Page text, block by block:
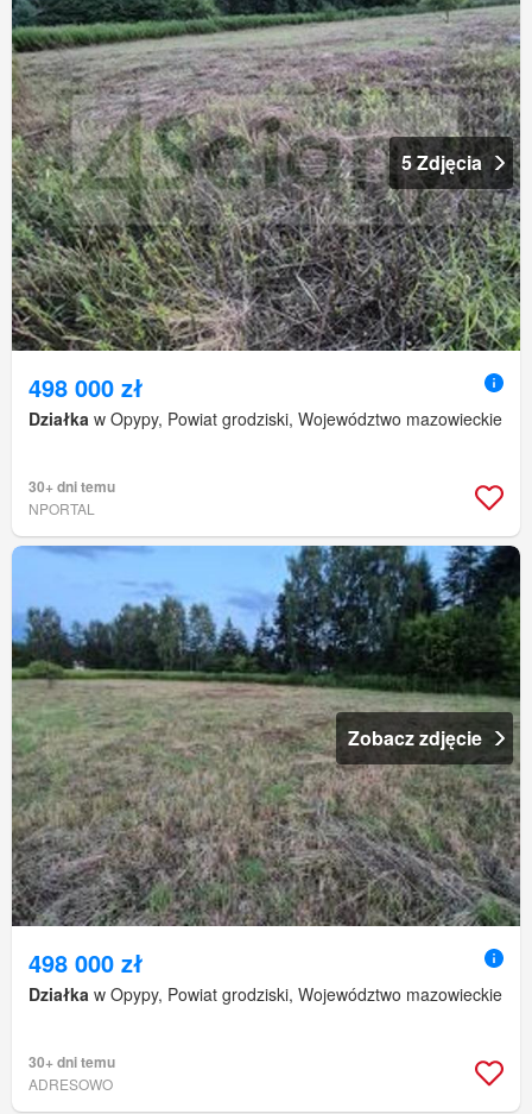
5 Zdjęcia
498 000 zł
Działka w Opypy, Powiat grodziski, Województwo mazowieckie
30+ dni temu
NPORTAL
Zobacz zdjęcie
498 000 zł
Działka w Opypy, Powiat grodziski, Województwo mazowieckie
30+ dni temu
ADRESOWO